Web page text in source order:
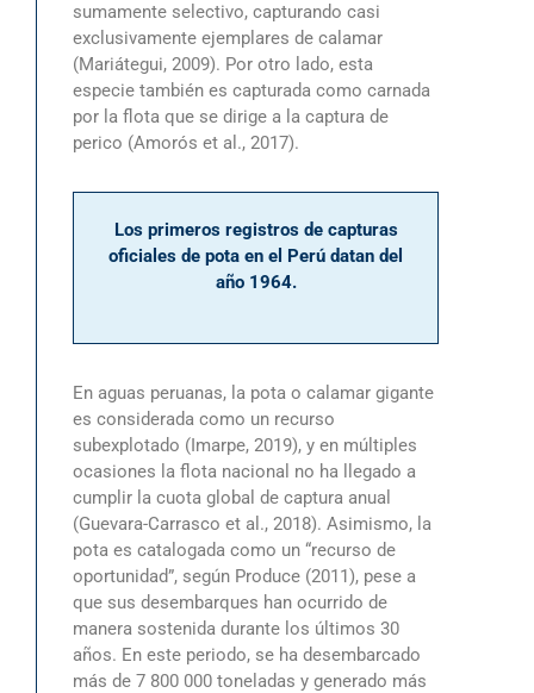
sumamente selectivo, capturando casi
exclusivamente ejemplares de calamar
(Mariátegui, 2009). Por otro lado, esta
especie también es capturada como carnada
por la flota que se dirige a la captura de
perico (Amorós et al., 2017).
Los primeros registros de capturas
oficiales de pota en el Perú datan del
año 1964.
En aguas peruanas, la pota o calamar gigante
es considerada como un recurso
subexplotado (Imarpe, 2019), y en múltiples
ocasiones la flota nacional no ha llegado a
cumplir la cuota global de captura anual
(Guevara-Carrasco et al., 2018). Asimismo, la
pota es catalogada como un “recurso de
oportunidad”, según Produce (2011), pese a
que sus desembarques han ocurrido de
manera sostenida durante los últimos 30
años. En este periodo, se ha desembarcado
más de 7 800 000 toneladas y generado más